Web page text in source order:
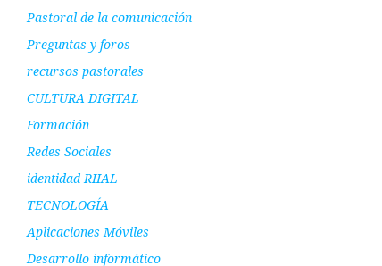
Pastoral de la comunicación
Preguntas y foros
recursos pastorales
CULTURA DIGITAL
Formación
Redes Sociales
identidad RIIAL
TECNOLOGÍA
Aplicaciones Móviles
Desarrollo informático